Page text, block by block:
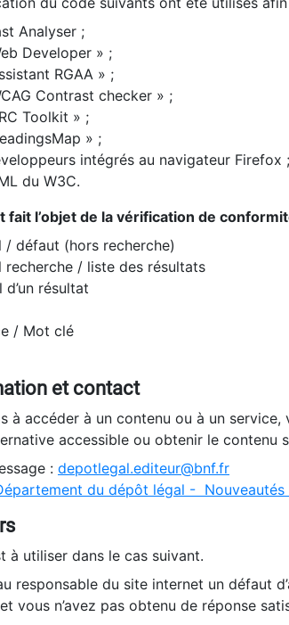
Analyser ;
Developer » ;
RGAA » ;
Contrast checker » ;
Toolkit » ;
» ;
intégrés au navigateur Firefox ;
du W3C.
fait l’objet de la vérification de
/ défaut (hors recherche)
recherche / liste des résultats
résultat
/ Mot clé
et contact
à accéder à un contenu ou à un
accessible ou obtenir le contenu
: depotlegal.editeur@bnf.fr
du dépôt légal - Nouveautés
à utiliser dans le cas suivant.
responsable du site internet un défaut
vous n’avez pas obtenu de réponse